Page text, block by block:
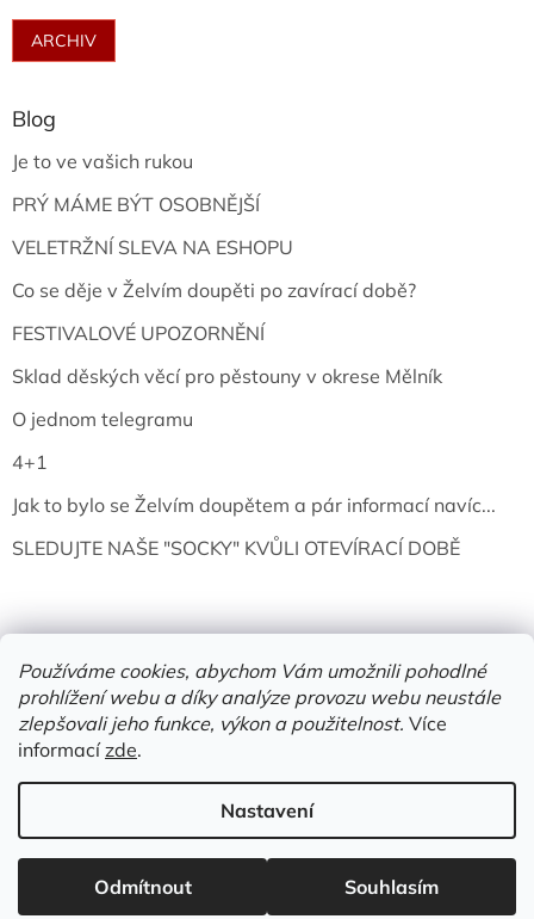
Používáme cookies, abychom Vám umožnili pohodlné
prohlížení webu a díky analýze provozu webu neustále
zlepšovali jeho funkce, výkon a použitelnost. Více
informacízde.
Nastavení
Odmítnout Souhlasím
ARCHIV
Blog
Je to ve vašich rukou
PRÝ MÁME BÝT OSOBNĚJŠÍ
VELETRŽNÍ SLEVA NA ESHOPU
Co se děje v Želvím doupěti po zavírací době?
FESTIVALOVÉ UPOZORNĚNÍ
Sklad děských věcí pro pěstouny v okrese Mělník
O jednom telegramu
4+1
Jak to bylo se Želvím doupětem a pár informací navíc...
SLEDUJTE NAŠE "SOCKY" KVŮLI OTEVÍRACÍ DOBĚ
Vytvořil Shoptet
Copyright 2026Želví doupě | knihy & vinyly | Mělník. Všechna
práva vyhrazena.
Upravit nastavení cookies